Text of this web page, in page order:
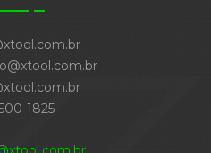
1825